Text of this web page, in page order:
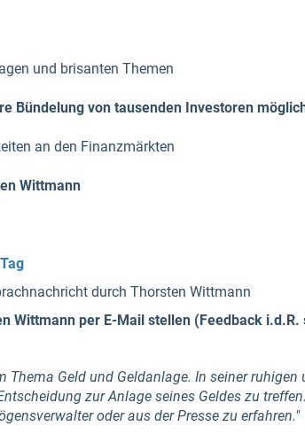
und brisanten Themen
Bündelung von tausenden Investoren
an den Finanzmärkten
Wittmann
durch Thorsten Wittmann
Wittmann per E-Mail stellen (Feedback
Geld und Geldanlage. In seiner
zur Anlage seines Geldes zu
oder aus der Presse zu erfahren."